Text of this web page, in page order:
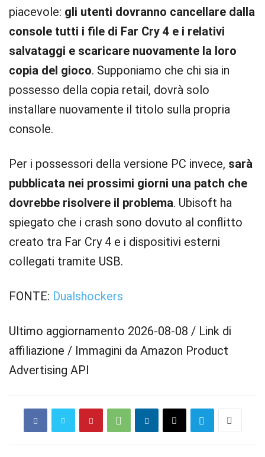
piacevole: gli utenti dovranno cancellare dalla
console tutti i file di Far Cry 4 e i relativi
salvataggi e scaricare nuovamente la loro
copia del gioco. Supponiamo che chi sia in
possesso della copia retail, dovrà solo
installare nuovamente il titolo sulla propria
console.
Per i possessori della versione PC invece, sarà
pubblicata nei prossimi giorni una patch che
dovrebbe risolvere il problema. Ubisoft ha
spiegato che i crash sono dovuto al conflitto
creato tra Far Cry 4 e i dispositivi esterni
collegati tramite USB.
FONTE: Dualshockers
Ultimo aggiornamento 2026-08-08 / Link di
affiliazione / Immagini da Amazon Product
Advertising API